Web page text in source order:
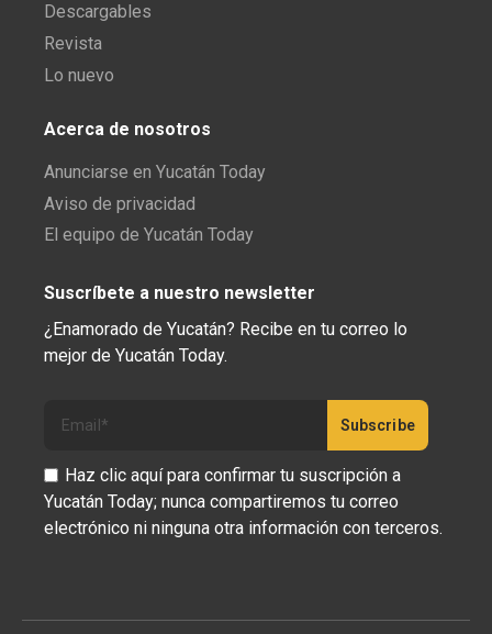
Descargables
Revista
Lo nuevo
Acerca de nosotros
Anunciarse en Yucatán Today
Aviso de privacidad
El equipo de Yucatán Today
Suscríbete a nuestro newsletter
¿Enamorado de Yucatán? Recibe en tu correo lo
mejor de Yucatán Today.
Haz clic aquí para confirmar tu suscripción a
Yucatán Today; nunca compartiremos tu correo
electrónico ni ninguna otra información con terceros.